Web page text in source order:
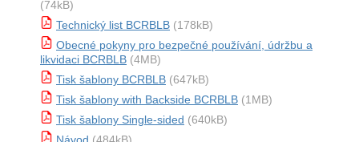
(74kB)
Technický list BCRBLB (178kB)
Obecné pokyny pro bezpečné používání, údržbu a
likvidaci BCRBLB (4MB)
Tisk šablony BCRBLB (647kB)
Tisk šablony with Backside BCRBLB (1MB)
Tisk šablony Single-sided (640kB)